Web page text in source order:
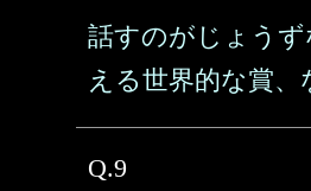
話すのがじょうず
える世界的な賞、
Q.9